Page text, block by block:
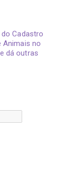
Cadastro
Animais no
dá outras